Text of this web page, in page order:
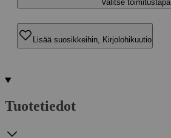
Valitse toimitustapa
Lisää suosikkeihin, Kirjolohikuutio
Tuotetiedot